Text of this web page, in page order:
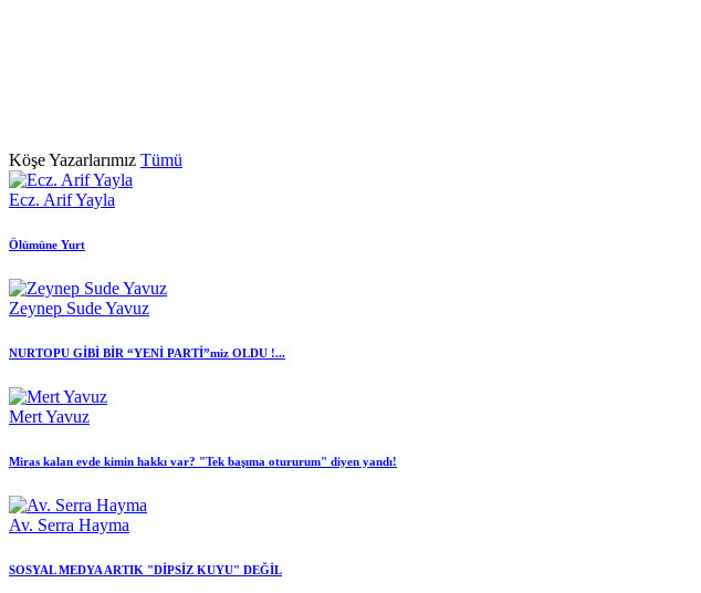
Köşe Yazarlarımız Tümü
Ecz. Arif Yayla
Ölümüne Yurt
Zeynep Sude Yavuz
NURTOPU GİBİ BİR “YENİ PARTİ”miz OLDU !...
Mert Yavuz
Miras kalan evde kimin hakkı var? "Tek başıma otururum" diyen yandı!
Av. Serra Hayma
SOSYAL MEDYA ARTIK "DİPSİZ KUYU" DEĞİL